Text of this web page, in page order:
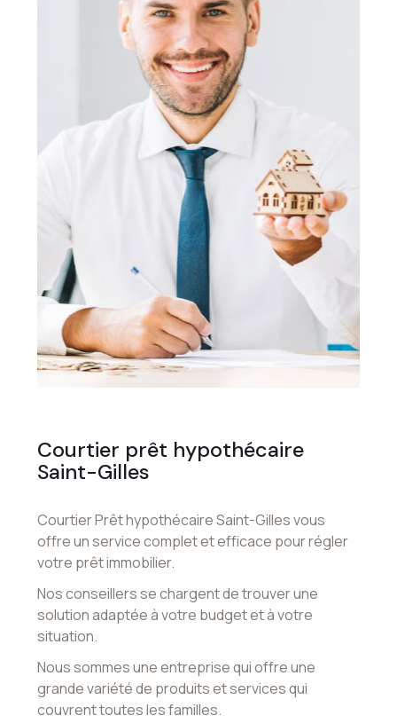
Courtier prêt hypothécaire
Saint-Gilles
Courtier Prêt hypothécaire Saint-Gilles vous
offre un service complet et efficace pour régler
votre prêt immobilier.
Nos conseillers se chargent de trouver une
solution adaptée à votre budget et à votre
situation.
Nous sommes une entreprise qui offre une
grande variété de produits et services qui
couvrent toutes les familles.